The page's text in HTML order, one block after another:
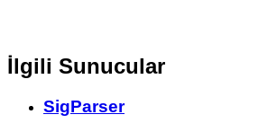
İlgili Sunucular
SigParser